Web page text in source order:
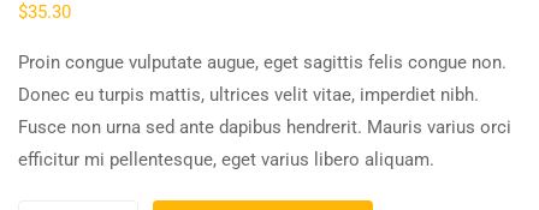
$35.30
Proin congue vulputate augue, eget sagittis felis congue non.
Donec eu turpis mattis, ultrices velit vitae, imperdiet nibh.
Fusce non urna sed ante dapibus hendrerit. Mauris varius orci
efficitur mi pellentesque, eget varius libero aliquam.